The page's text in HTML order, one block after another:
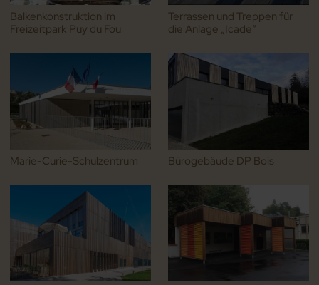
Balkenkonstruktion im
Freizeitpark Puy du Fou
Terrassen und Treppen für
die Anlage „Icade“
Marie-Curie-Schulzentrum Bürogebäude DP Bois